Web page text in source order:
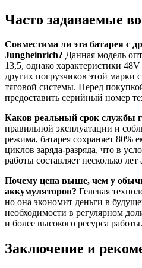
Часто задаваемые
Совместима ли эта батарея с
Jungheinrich? Данная модель
13,5, однако характеристики
других погрузчиков этой марки
тяговой системы. Перед
предоставить серийный номер
Каков реальный срок службы
правильной эксплуатации и
режима, батарея сохраняет 80%
циклов заряда-разряда, что в
работы составляет несколько
Почему цена выше, чем у
аккумуляторов? Гелевая
но она экономит деньги в
необходимости в регулярном
и более высокого ресурса работы.
Заключение и